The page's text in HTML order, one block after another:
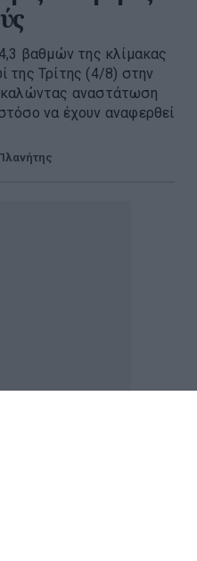
βαθμών της κλίμακας
της Τρίτης (4/8) στην
αναστάτωση
να έχουν αναφερθεί